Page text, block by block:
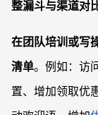
整漏斗与渠道对
在团队培训或写
清单。例如：访
置、增加领取优